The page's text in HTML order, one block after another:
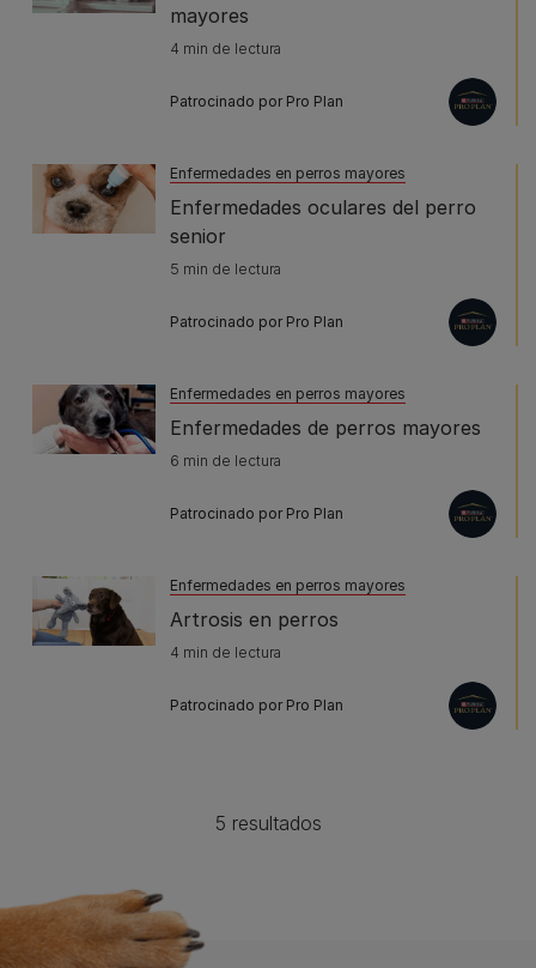
mayores
4 min de lectura
Patrocinado por Pro Plan
Enfermedades en perros mayores
Enfermedades oculares del perro
senior
5 min de lectura
Patrocinado por Pro Plan
Enfermedades en perros mayores
Enfermedades de perros mayores
6 min de lectura
Patrocinado por Pro Plan
Enfermedades en perros mayores
Artrosis en perros
4 min de lectura
Patrocinado por Pro Plan
5 resultados